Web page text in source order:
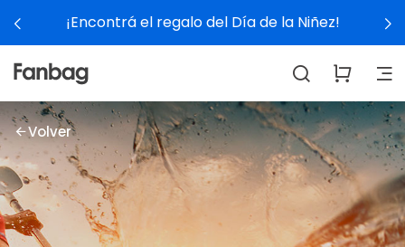
¡Encontrá el regalo del Día de la Niñez!
Volver